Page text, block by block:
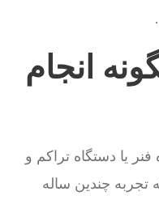
انجام
یا دستگاه تراکم و
تجربه چندین ساله